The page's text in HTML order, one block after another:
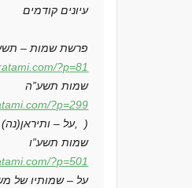
עיונים קודמים
פרשת שמות –
?p=81
שמות תשע”ה
?p=299
(על – ותיראן(נה) המילדות… ויעש להם בתים, ולכהן מדיין 7 בנות, מינוי משה – אותות, )
שמות תשע”ו
?p=501